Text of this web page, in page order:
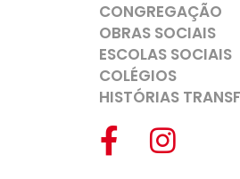
CONGREGAÇÃO
OBRAS SOCIAIS
ESCOLAS SOCIAIS
COLÉGIOS
HISTÓRIAS